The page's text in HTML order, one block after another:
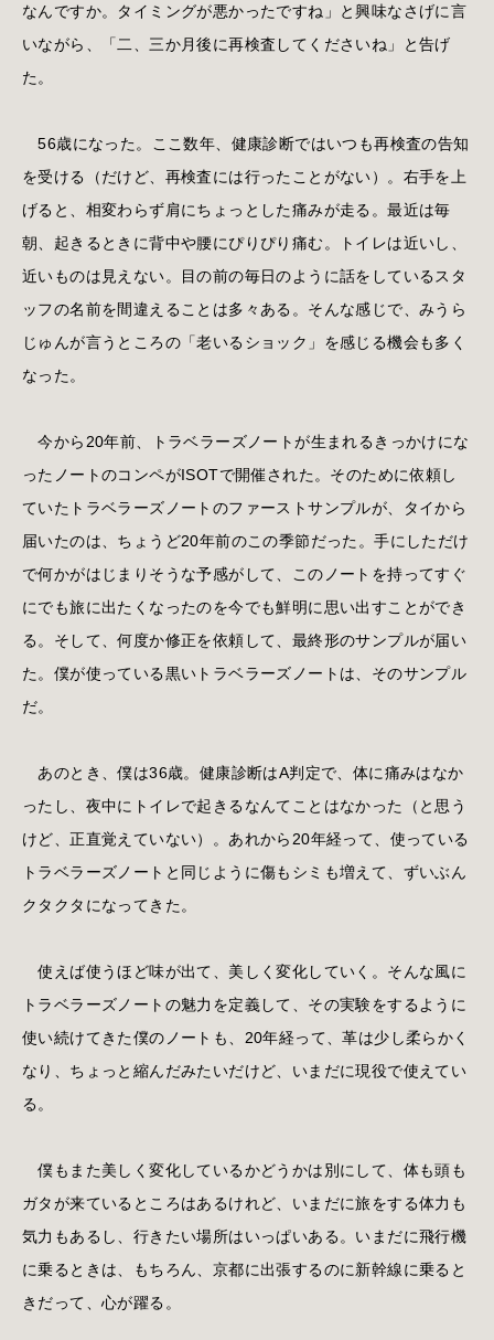
なんですか。タイミングが悪かったですね」と興味なさげに言
いながら、「二、三か月後に再検査してくださいね」と告げ
た。
56歳になった。ここ数年、健康診断ではいつも再検査の告知
を受ける（だけど、再検査には行ったことがない）。右手を上
げると、相変わらず肩にちょっとした痛みが走る。最近は毎
朝、起きるときに背中や腰にぴりぴり痛む。トイレは近いし、
近いものは見えない。目の前の毎日のように話をしているスタ
ッフの名前を間違えることは多々ある。そんな感じで、みうら
じゅんが言うところの「老いるショック」を感じる機会も多く
なった。
今から20年前、トラベラーズノートが生まれるきっかけにな
ったノートのコンペがISOTで開催された。そのために依頼し
ていたトラベラーズノートのファーストサンプルが、タイから
届いたのは、ちょうど20年前のこの季節だった。手にしただけ
で何かがはじまりそうな予感がして、このノートを持ってすぐ
にでも旅に出たくなったのを今でも鮮明に思い出すことができ
る。そして、何度か修正を依頼して、最終形のサンプルが届い
た。僕が使っている黒いトラベラーズノートは、そのサンプル
だ。
あのとき、僕は36歳。健康診断はA判定で、体に痛みはなか
ったし、夜中にトイレで起きるなんてことはなかった（と思う
けど、正直覚えていない）。あれから20年経って、使っている
トラベラーズノートと同じように傷もシミも増えて、ずいぶん
クタクタになってきた。
使えば使うほど味が出て、美しく変化していく。そんな風に
トラベラーズノートの魅力を定義して、その実験をするように
使い続けてきた僕のノートも、20年経って、革は少し柔らかく
なり、ちょっと縮んだみたいだけど、いまだに現役で使えてい
る。
僕もまた美しく変化しているかどうかは別にして、体も頭も
ガタが来ているところはあるけれど、いまだに旅をする体力も
気力もあるし、行きたい場所はいっぱいある。いまだに飛行機
に乗るときは、もちろん、京都に出張するのに新幹線に乗ると
きだって、心が躍る。